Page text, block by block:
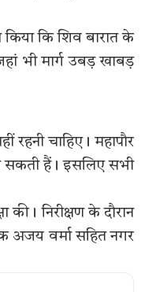
किया कि शिव बारात के
भी मार्ग उबड़ खाबड़
रहनी चाहिए। महापौर
सकती हैं। इसलिए सभी
निरीक्षण के दौरान
अजय वर्मा सहित नगर